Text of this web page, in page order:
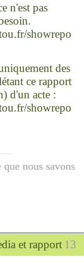
n'est pas
showrepo
des
ce rapport
d'un acte :
showrepo
nous savons
13
et rapport